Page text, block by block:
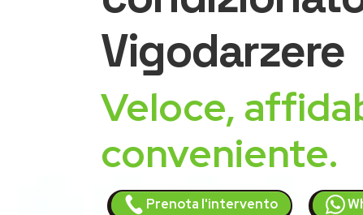
Vigodarzere
Veloce,
conveniente.
Prenota l'intervento